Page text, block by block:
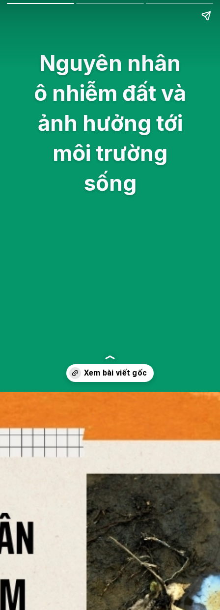
Nguyên nhân
ô nhiễm đất và
ảnh hưởng tới
môi trường
sống